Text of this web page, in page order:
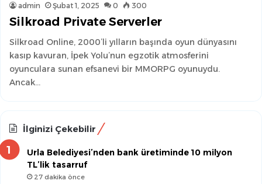
admin Şubat 1, 2025 0 300
Silkroad Private Serverler
Silkroad Online, 2000’li yılların başında oyun dünyasını
kasıp kavuran, İpek Yolu’nun egzotik atmosferini
oyunculara sunan efsanevi bir MMORPG oyunuydu.
Ancak…
İlginizi Çekebilir
Urla Belediyesi’nden bank üretiminde 10 milyon
TL’lik tasarruf
27 dakika önce